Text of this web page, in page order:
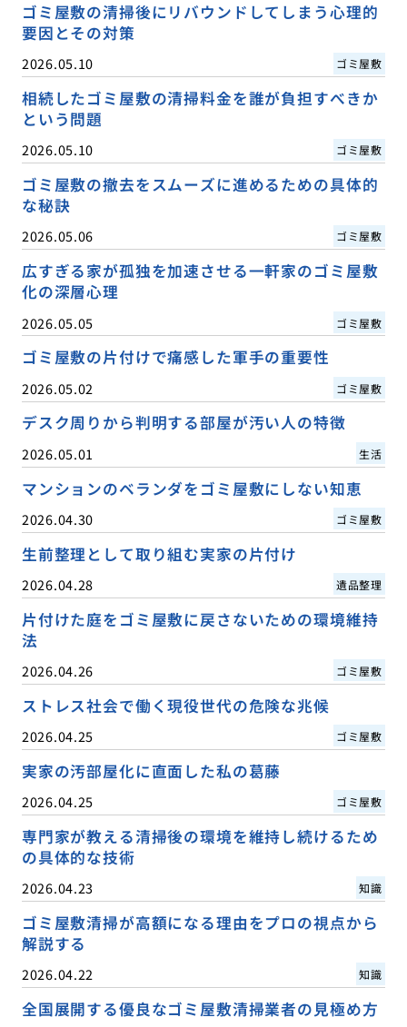
ゴミ屋敷の清掃後にリバウンドしてしまう心理的
要因とその対策
2026.05.10 ゴミ屋敷
相続したゴミ屋敷の清掃料金を誰が負担すべきか
という問題
2026.05.10 ゴミ屋敷
ゴミ屋敷の撤去をスムーズに進めるための具体的
な秘訣
2026.05.06 ゴミ屋敷
広すぎる家が孤独を加速させる一軒家のゴミ屋敷
化の深層心理
2026.05.05 ゴミ屋敷
ゴミ屋敷の片付けで痛感した軍手の重要性
2026.05.02 ゴミ屋敷
デスク周りから判明する部屋が汚い人の特徴
2026.05.01 生活
マンションのベランダをゴミ屋敷にしない知恵
2026.04.30 ゴミ屋敷
生前整理として取り組む実家の片付け
2026.04.28 遺品整理
片付けた庭をゴミ屋敷に戻さないための環境維持
法
2026.04.26 ゴミ屋敷
ストレス社会で働く現役世代の危険な兆候
2026.04.25 ゴミ屋敷
実家の汚部屋化に直面した私の葛藤
2026.04.25 ゴミ屋敷
専門家が教える清掃後の環境を維持し続けるため
の具体的な技術
2026.04.23 知識
ゴミ屋敷清掃が高額になる理由をプロの視点から
解説する
2026.04.22 知識
全国展開する優良なゴミ屋敷清掃業者の見極め方